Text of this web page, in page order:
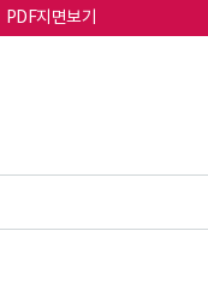
PDF지면보기